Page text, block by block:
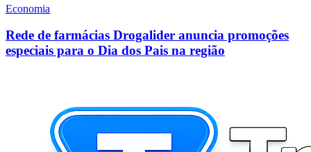
Economia
Rede de farmácias Drogalider anuncia promoções
especiais para o Dia dos Pais na região